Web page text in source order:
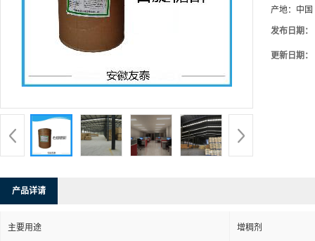
产地： 中国
发布日期：
更新日期：
产品详请
主要用途 增稠剂